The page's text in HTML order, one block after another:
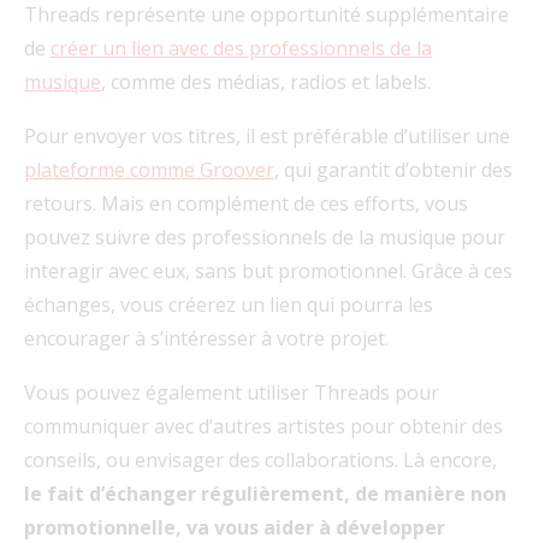
Threads représente une opportunité supplémentaire
de créer un lien avec des professionnels de la
musique, comme des médias, radios et labels.
Pour envoyer vos titres, il est préférable d’utiliser une
plateforme comme Groover, qui garantit d’obtenir des
retours. Mais en complément de ces efforts, vous
pouvez suivre des professionnels de la musique pour
interagir avec eux, sans but promotionnel. Grâce à ces
échanges, vous créerez un lien qui pourra les
encourager à s’intéresser à votre projet.
Vous pouvez également utiliser Threads pour
communiquer avec d’autres artistes pour obtenir des
conseils, ou envisager des collaborations. Là encore,
le fait d’échanger régulièrement, de manière non
promotionnelle, va vous aider à développer